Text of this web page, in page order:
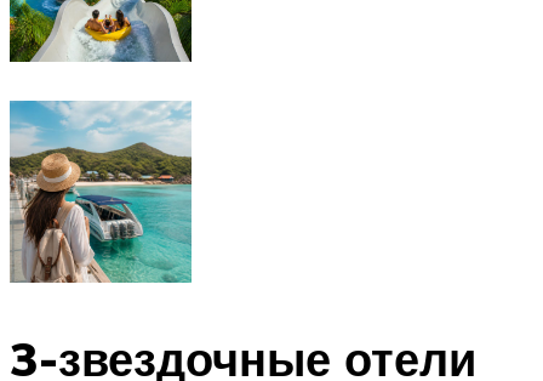
3-звездочные отели